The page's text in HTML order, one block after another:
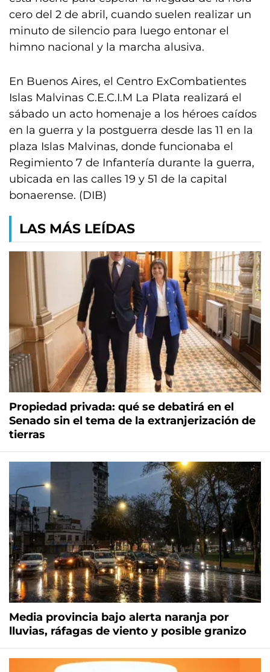
cero del 2 de abril, cuando suelen realizar un
minuto de silencio para luego entonar el
himno nacional y la marcha alusiva.
En Buenos Aires, el Centro ExCombatientes
Islas Malvinas C.E.C.I.M La Plata realizará el
sábado un acto homenaje a los héroes caídos
en la guerra y la postguerra desde las 11 en la
plaza Islas Malvinas, donde funcionaba el
Regimiento 7 de Infantería durante la guerra,
ubicada en las calles 19 y 51 de la capital
bonaerense. (DIB)
LAS MÁS LEÍDAS
Propiedad privada: qué se debatirá en el
Senado sin el tema de la extranjerización de
tierras
Media provincia bajo alerta naranja por
lluvias, ráfagas de viento y posible granizo